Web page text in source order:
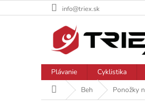
na
info@triex.sk
Plávanie Cyklistika
DomovBeh Ponožky